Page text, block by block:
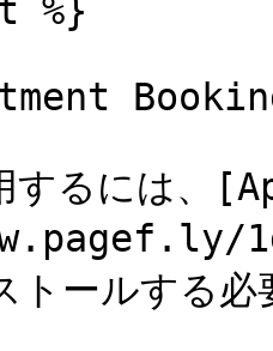
用するには
トールする必